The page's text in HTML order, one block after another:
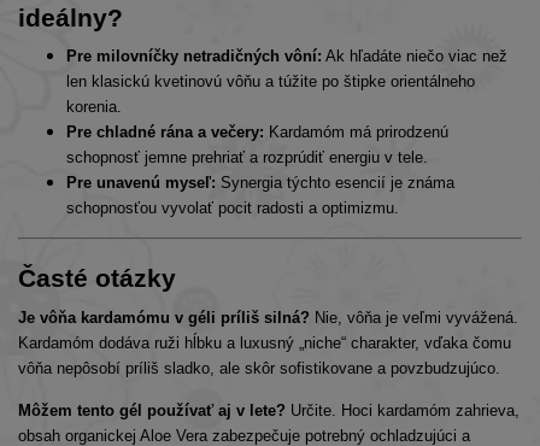
ideálny?
Pre milovníčky netradičných vôní: Ak hľadáte niečo viac než
len klasickú kvetinovú vôňu a túžite po štipke orientálneho
korenia.
Pre chladné rána a večery: Kardamóm má prirodzenú
schopnosť jemne prehriať a rozprúdiť energiu v tele.
Pre unavenú myseľ: Synergia týchto esencií je známa
schopnosťou vyvolať pocit radosti a optimizmu.
Časté otázky
Je vôňa kardamómu v géli príliš silná? Nie, vôňa je veľmi vyvážená.
Kardamóm dodáva ruži hĺbku a luxusný „niche“ charakter, vďaka čomu
vôňa nepôsobí príliš sladko, ale skôr sofistikovane a povzbudzujúco.
Môžem tento gél používať aj v lete? Určite. Hoci kardamóm zahrieva,
obsah organickej Aloe Vera zabezpečuje potrebný ochladzujúci a